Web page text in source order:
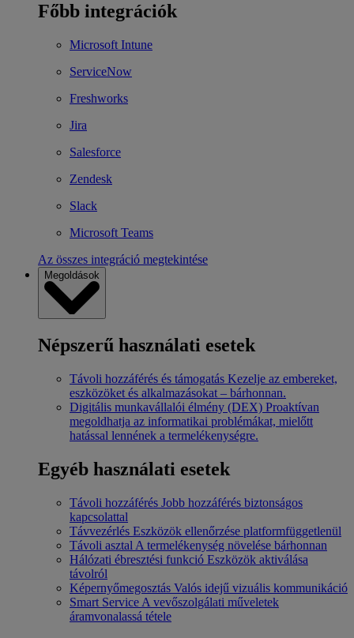
Főbb integrációk
Microsoft Intune
ServiceNow
Freshworks
Jira
Salesforce
Zendesk
Slack
Microsoft Teams
Az összes integráció megtekintése
Megoldások
Népszerű használati esetek
Távoli hozzáférés és támogatás Kezelje az embereket,
eszközöket és alkalmazásokat – bárhonnan.
Digitális munkavállalói élmény (DEX) Proaktívan
megoldhatja az informatikai problémákat, mielőtt
hatással lennének a termelékenységre.
Egyéb használati esetek
Távoli hozzáférés Jobb hozzáférés biztonságos
kapcsolattal
Távvezérlés Eszközök ellenőrzése platformfüggetlenül
Távoli asztal A termelékenység növelése bárhonnan
Hálózati ébresztési funkció Eszközök aktiválása
távolról
Képernyőmegosztás Valós idejű vizuális kommunikáció
Smart Service A vevőszolgálati műveletek
áramvonalassá tétele